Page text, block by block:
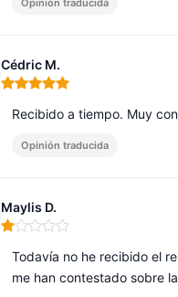
Opinión traducida
Cédric M.
Nota: 5 de 5
Recibido a tiempo. Muy
Opinión traducida
Maylis D.
Nota: 1 de 5
Todavía no he recibido el
me han contestado sobre